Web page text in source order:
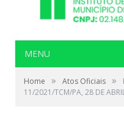
MENU
Home » Atos Oficiais »
11/2021/TCM/PA, 28 DE